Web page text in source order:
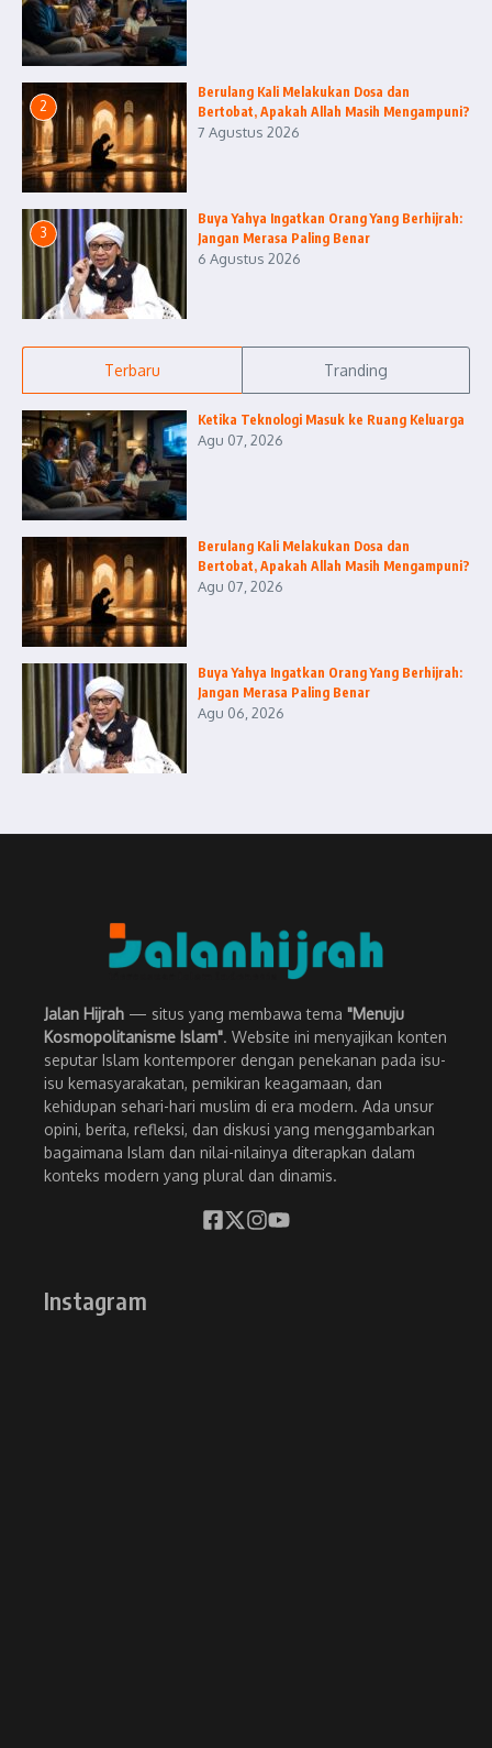
2
Berulang Kali Melakukan Dosa dan
Bertobat, Apakah Allah Masih Mengampuni?
7 Agustus 2026
3
Buya Yahya Ingatkan Orang Yang Berhijrah:
Jangan Merasa Paling Benar
6 Agustus 2026
Terbaru Tranding
Ketika Teknologi Masuk ke Ruang Keluarga
Agu 07, 2026
Berulang Kali Melakukan Dosa dan
Bertobat, Apakah Allah Masih Mengampuni?
Agu 07, 2026
Buya Yahya Ingatkan Orang Yang Berhijrah:
Jangan Merasa Paling Benar
Agu 06, 2026
Jalan Hijrah — situs yang membawa tema "Menuju
Kosmopolitanisme Islam". Website ini menyajikan konten
seputar Islam kontemporer dengan penekanan pada isu-
isu kemasyarakatan, pemikiran keagamaan, dan
kehidupan sehari-hari muslim di era modern. Ada unsur
opini, berita, refleksi, dan diskusi yang menggambarkan
bagaimana Islam dan nilai-nilainya diterapkan dalam
konteks modern yang plural dan dinamis.
Instagram